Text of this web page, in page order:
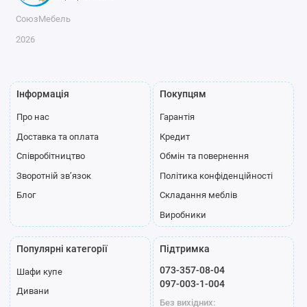
СоюзМебель
2026
Інформація
Про нас
Доставка та оплата
Співробітництво
Зворотній зв’язок
Блог
Покупцям
Гарантія
Кредит
Обмін та повернення
Політика конфіденційності
Складання меблів
Виробники
Популярні категорії
Шафи купе
Дивани
Підтримка
073-357-08-04
097-003-1-004
Без вихідних: